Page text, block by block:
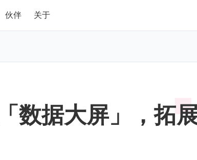
伙伴 关于
数据大屏」，拓